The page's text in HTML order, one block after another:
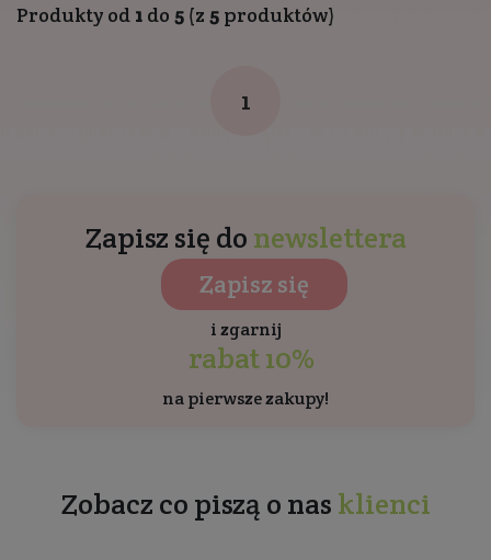
Produkty od 1 do 5 (z 5 produktów)
1
Zapisz się do newslettera
Zapisz się
i zgarnij
rabat 10%
na pierwsze zakupy!
Zobacz co piszą o nas klienci